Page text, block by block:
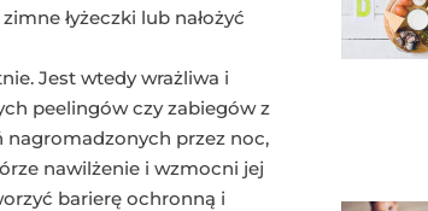
łyżeczki lub nałożyć
Jest wtedy wrażliwa i
peelingów czy zabiegów z
nagromadzonych przez noc,
nawilżenie i wzmocni jej
barierę ochronną i